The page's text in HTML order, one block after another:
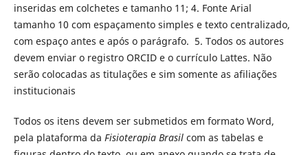
inseridas em colchetes e tamanho 11; 4. Fonte Arial
tamanho 10 com espaçamento simples e texto centralizado,
com espaço antes e após o parágrafo. 5. Todos os autores
devem enviar o registro ORCID e o currículo Lattes. Não
serão colocadas as titulações e sim somente as afiliações
institucionais
Todos os itens devem ser submetidos em formato Word,
pela plataforma da Fisioterapia Brasil com as tabelas e